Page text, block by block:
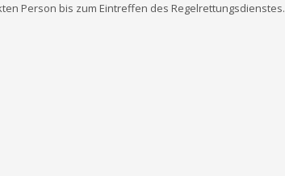
Person bis zum Eintreffen des Regelrettungsdienstes.